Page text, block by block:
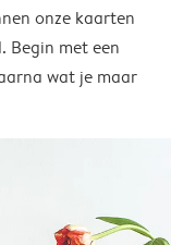
onze kaarten
Begin met een
wat je maar